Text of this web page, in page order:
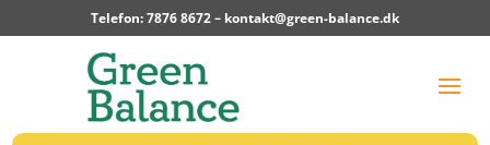
Telefon: 7876 8672 – kontakt@green-balance.dk